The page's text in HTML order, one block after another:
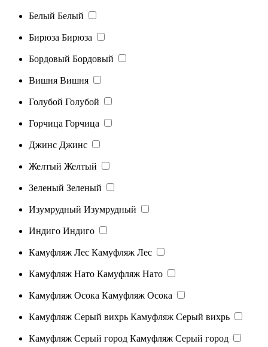
Белый Белый
Бирюза Бирюза
Бордовый Бордовый
Вишня Вишня
Голубой Голубой
Горчица Горчица
Джинс Джинс
Желтый Желтый
Зеленый Зеленый
Изумрудный Изумрудный
Индиго Индиго
Камуфляж Лес Камуфляж Лес
Камуфляж Нато Камуфляж Нато
Камуфляж Осока Камуфляж Осока
Камуфляж Серый вихрь Камуфляж Серый вихрь
Камуфляж Серый город Камуфляж Серый город